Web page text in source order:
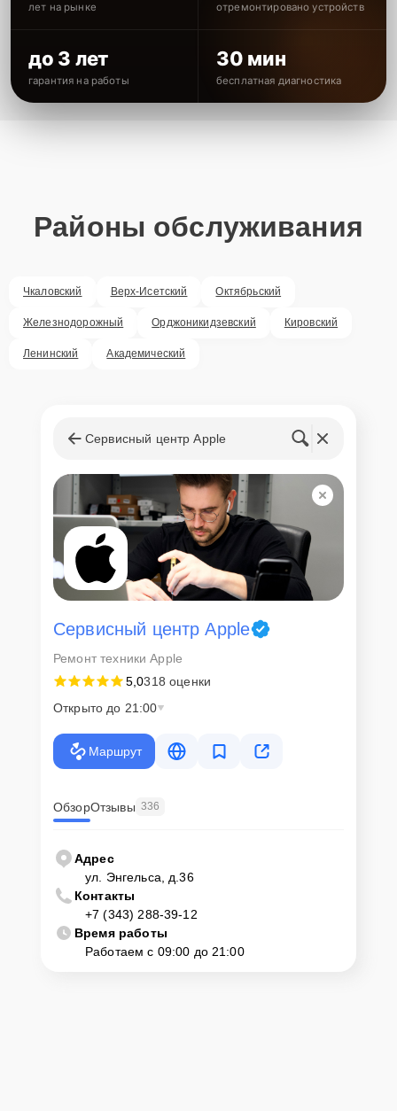
лет на рынке отремонтировано устройств
до 3 лет
гарантия на работы
30 мин
бесплатная диагностика
Районы обслуживания
Чкаловский Верх-Исетский Октябрьский
Железнодорожный Орджоникидзевский Кировский
Ленинский Академический
Сервисный центр Apple
Сервисный центр Apple
Ремонт техники Apple
5,0318 оценки
Открыто до 21:00
Маршрут
ОбзорОтзывы 336
Адрес
ул. Энгельса, д.36
Контакты
+7 (343) 288-39-12
Время работы
Работаем с 09:00 до 21:00